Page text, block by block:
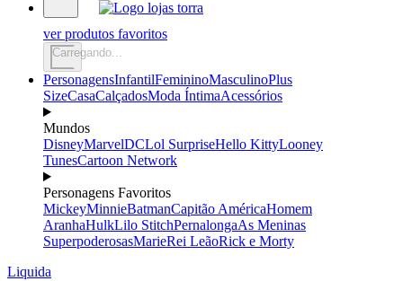
ver produtos favoritos
Carregando...
PersonagensInfantilFemininoMasculinoPlus
SizeCasaCalçadosModa ÍntimaAcessórios
Mundos
DisneyMarvelDCLol SurpriseHello KittyLooney
TunesCartoon Network
Personagens Favoritos
MickeyMinnieBatmanCapitão AméricaHomem
AranhaHulkLilo StitchPernalongaAs Meninas
SuperpoderosasMarieRei LeãoRick e Morty
Liquida